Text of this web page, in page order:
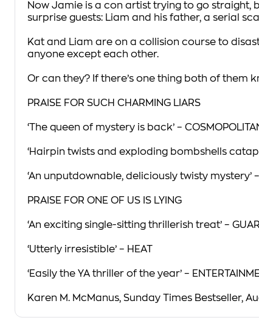
Now Jamie is a con artist trying to go
surprise guests: Liam and his father, a serial
Kat and Liam are on a collision course to
anyone except each other.
Or can they? If there’s one thing both of them
PRAISE FOR SUCH CHARMING LIARS
‘The queen of mystery is back’ –
‘Hairpin twists and exploding bombshells
‘An unputdownable, deliciously twisty mystery’ –
PRAISE FOR ONE OF US IS LYING
‘An exciting single-sitting thrillerish treat’ –
‘Utterly irresistible’ – HEAT
‘Easily the YA thriller of the year’ –
Karen M. McManus, Sunday Times Bestseller,